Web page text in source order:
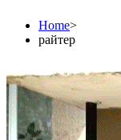
Home>
райтер